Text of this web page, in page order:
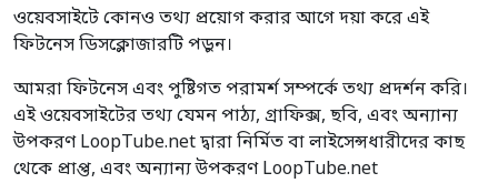
ওয়েবসাইটে কোনও তথ্য প্রয়োগ করার আগে দয়া করে এই
ফিটনেস ডিসক্লোজারটি পড়ুন।
আমরা ফিটনেস এবং পুষ্টিগত পরামর্শ সম্পর্কে তথ্য প্রদর্শন করি।
এই ওয়েবসাইটের তথ্য যেমন পাঠ্য, গ্রাফিক্স, ছবি, এবং অন্যান্য
উপকরণ LoopTube.net দ্বারা নির্মিত বা লাইসেন্সধারীদের কাছ
থেকে প্রাপ্ত, এবং অন্যান্য উপকরণ LoopTube.net